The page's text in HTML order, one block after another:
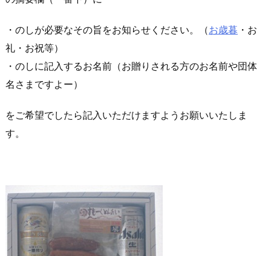
・のしが必要なその旨をお知らせください。（お歳暮 ・お
礼・お祝等）
・のしに記入するお名前（お贈りされる方のお名前や団体
名さまですよー）
をご希望でしたら記入いただけますようお願いいたしま
す。